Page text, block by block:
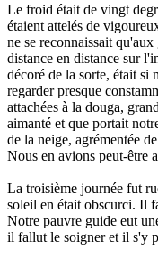
Le froid était de vingt
étaient attelés de
ne se reconnaissait
distance en distance sur
décoré de la sorte, était si
regarder presque
attachées à la douga,
aimanté et que portait
de la neige, agrémentée
Nous en avions peut-être
La troisième journée fut
soleil en était obscurci. Il
Notre pauvre guide eut
il fallut le soigner et il s'y